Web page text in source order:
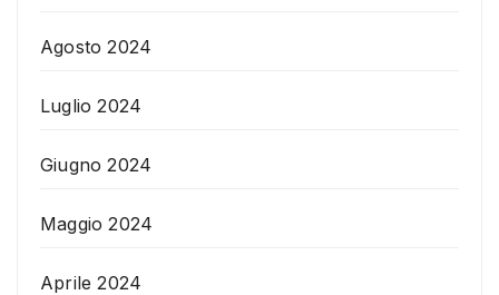
Agosto 2024
Luglio 2024
Giugno 2024
Maggio 2024
Aprile 2024